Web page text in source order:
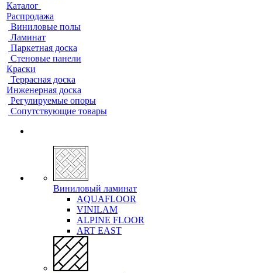
Каталог
Распродажа
Виниловые полы
Ламинат
Паркетная доска
Стеновые панели
Краски
Террасная доска
Инженерная доска
Регулируемые опоры
Сопутствующие товары
Виниловый ламинат
AQUAFLOOR
VINILAM
ALPINE FLOOR
ART EAST